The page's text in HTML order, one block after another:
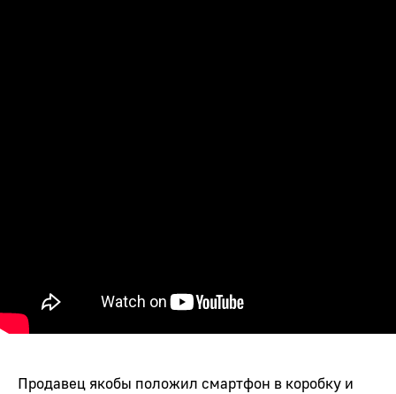
Продавец якобы положил смартфон в коробку и